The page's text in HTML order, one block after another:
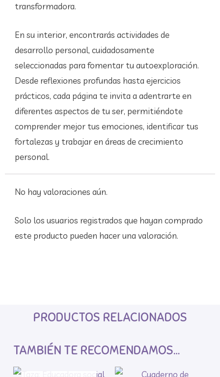
transformadora.
En su interior, encontrarás actividades de
desarrollo personal, cuidadosamente
seleccionadas para fomentar tu autoexploración.
Desde reflexiones profundas hasta ejercicios
prácticos, cada página te invita a adentrarte en
diferentes aspectos de tu ser, permitiéndote
comprender mejor tus emociones, identificar tus
fortalezas y trabajar en áreas de crecimiento
personal.
No hay valoraciones aún.
Solo los usuarios registrados que hayan comprado
este producto pueden hacer una valoración.
PRODUCTOS RELACIONADOS
TAMBIÉN TE RECOMENDAMOS…